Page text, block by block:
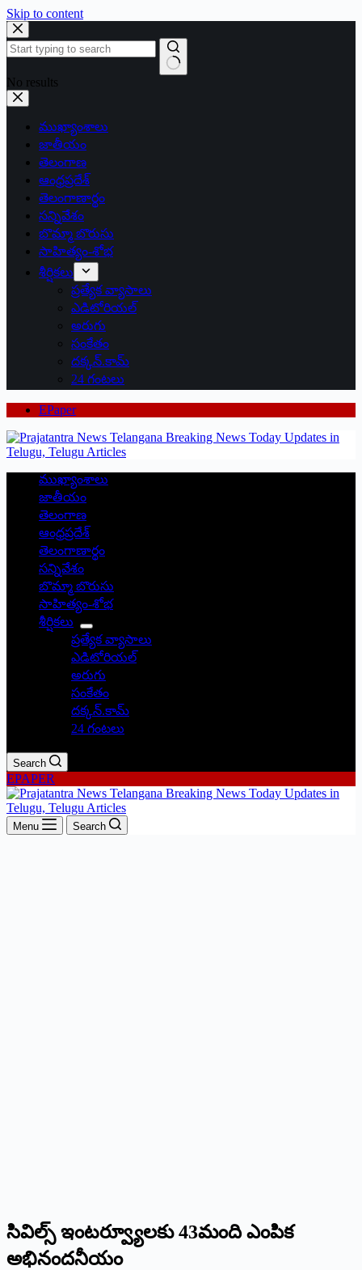
Skip to content
No results
ముఖ్యాంశాలు
జాతీయం
తెలంగాణ
ఆంధ్రప్రదేశ్
తెలంగాణార్థం
సన్నివేశం
బొమ్మా బొరుసు
సాహిత్యం-శోభ
శీర్షికలు
ప్రత్యేక వ్యాసాలు
ఎడిటోరియల్
అరుగు
సంకేతం
దక్కన్.కామ్
24 గంటలు
EPaper
ముఖ్యాంశాలు
జాతీయం
తెలంగాణ
ఆంధ్రప్రదేశ్
తెలంగాణార్థం
సన్నివేశం
బొమ్మా బొరుసు
సాహిత్యం-శోభ
శీర్షికలు
ప్రత్యేక వ్యాసాలు
ఎడిటోరియల్
అరుగు
సంకేతం
దక్కన్.కామ్
24 గంటలు
Search
EPAPER
Menu Search
సివిల్స్‌ ఇంటర్వ్యూలకు 43మంది ఎంపిక
అభినందనీయం